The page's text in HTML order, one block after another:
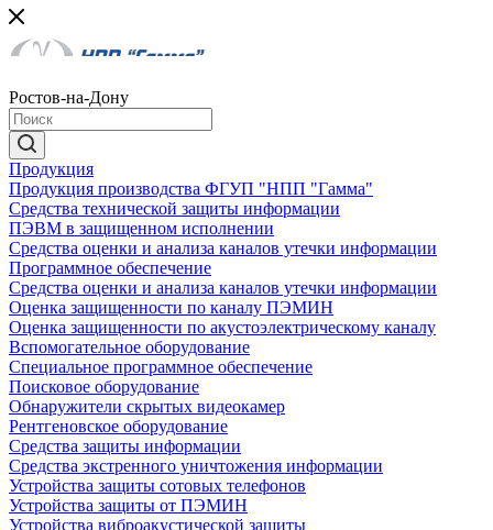
Ростов-на-Дону
Продукция
Продукция производства ФГУП "НПП "Гамма"
Средства технической защиты информации
ПЭВМ в защищенном исполнении
Средства оценки и анализа каналов утечки информации
Программное обеспечение
Средства оценки и анализа каналов утечки информации
Оценка защищенности по каналу ПЭМИН
Оценка защищенности по акустоэлектрическому каналу
Вспомогательное оборудование
Специальное программное обеспечение
Поисковое оборудование
Обнаружители скрытых видеокамер
Рентгеновское оборудование
Средства защиты информации
Средства экстренного уничтожения информации
Устройства защиты сотовых телефонов
Устройства защиты от ПЭМИН
Устройства виброакустической защиты